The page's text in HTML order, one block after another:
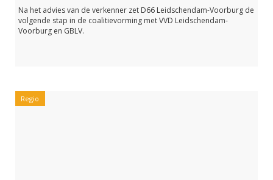
Na het advies van de verkenner zet D66 Leidschendam-Voorburg de
volgende stap in de coalitievorming met VVD Leidschendam-
Voorburg en GBLV.
Regio